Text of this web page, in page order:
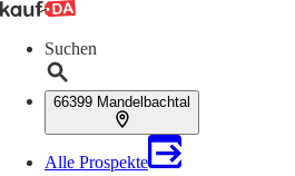
Suchen
66399 Mandelbachtal
Alle Prospekte